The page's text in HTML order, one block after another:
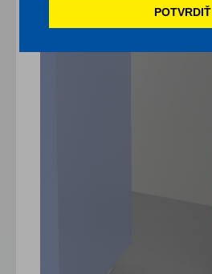
POTVRDIŤ